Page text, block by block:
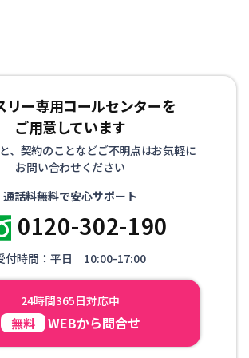
リー専用コールセンターを
ご用意しています
、契約のことなどご不明点はお気軽に
お問い合わせください
通話料無料で安心サポート
0120-302-190
付時間：平日 10:00-17:00
24時間365日対応中
無料 WEBから問合せ